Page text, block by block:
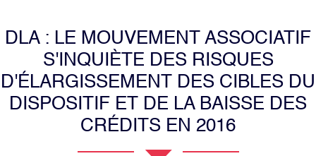
DLA : LE MOUVEMENT ASSOCIATIF
S'INQUIÈTE DES RISQUES
D'ÉLARGISSEMENT DES CIBLES DU
DISPOSITIF ET DE LA BAISSE DES
CRÉDITS EN 2016